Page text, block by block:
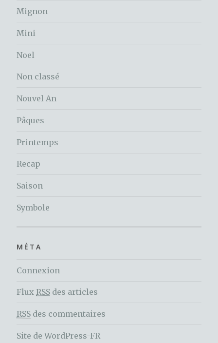
Mignon
Mini
Noel
Non classé
Nouvel An
Pâques
Printemps
Recap
Saison
Symbole
MÉTA
Connexion
Flux RSS des articles
RSS des commentaires
Site de WordPress-FR